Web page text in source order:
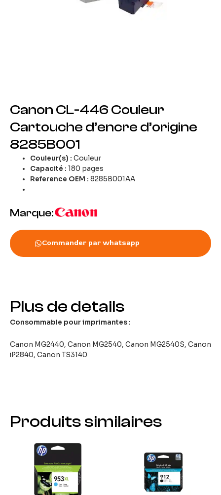
Canon CL-446 Couleur
Cartouche d’encre d’origine
8285B001
Couleur(s) : Couleur
Capacité : 180 pages
Reference OEM : 8285B001AA
Marque:
Commander par whatsapp
Plus de details
Consommable pour imprimantes :
Canon MG2440, Canon MG2540, Canon MG2540S, Canon
iP2840, Canon TS3140
Produits similaires